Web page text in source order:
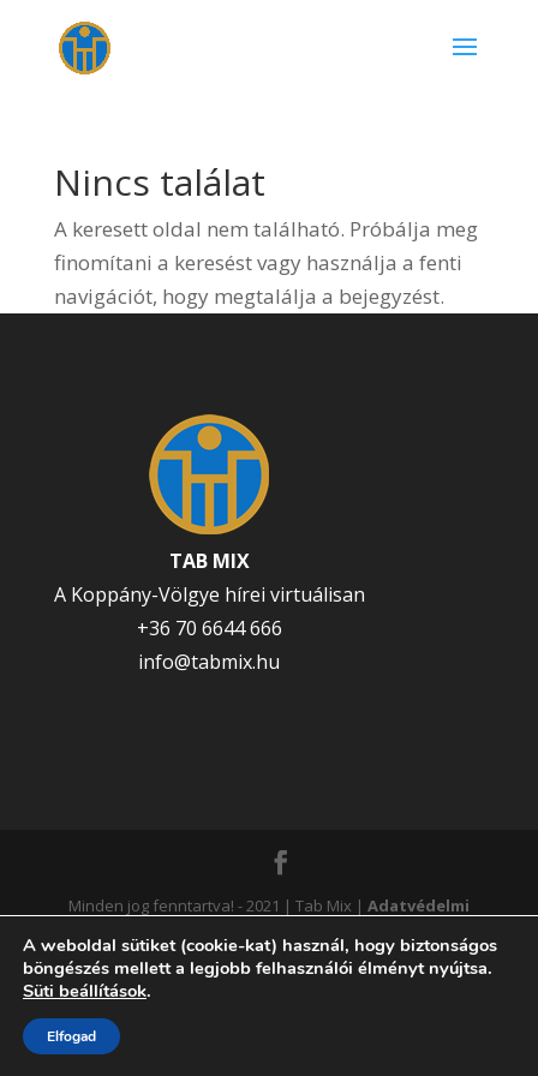
Nincs találat
A keresett oldal nem található. Próbálja meg
finomítani a keresést vagy használja a fenti
navigációt, hogy megtalálja a bejegyzést.
TAB MIX
A Koppány-Völgye hírei virtuálisan
+36 70 6644 666
info@tabmix.hu
Minden jog fenntartva! - 2021 | Tab Mix | Adatvédelmi
tájékoztató|Süti tájékoztató|Süti beállítások
módosítása| Webdesigner:DAVEWEB
A weboldal sütiket (cookie-kat) használ, hogy biztonságos
böngészés mellett a legjobb felhasználói élményt nyújtsa.
Süti beállítások.
Elfogad